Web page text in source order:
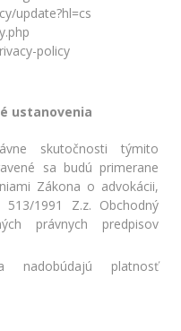
update?hl=cs
policy
ustanovenia
skutočnosti týmito
sa budú primerane
Zákona o advokácii,
1991 Z.z. Obchodný
právnych predpisov
nadobúdajú platnosť